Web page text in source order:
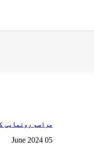
مراسم رونمایی
05 June 2024